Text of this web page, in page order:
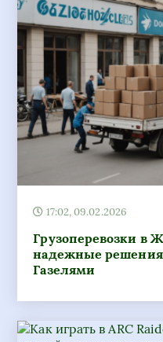
17:02, 09.02.2026
Грузоперевозки в
надежные решения
Газелями